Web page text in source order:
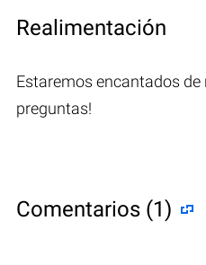
Realimentación
Estaremos encantados de
preguntas!
Comentarios (1)